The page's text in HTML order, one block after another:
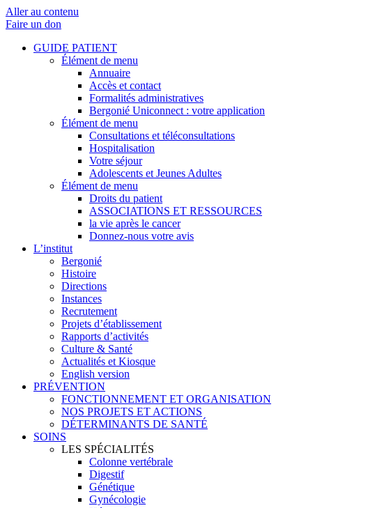
Aller au contenu
Faire un don
GUIDE PATIENT
Élément de menu
Annuaire
Accès et contact
Formalités administratives
Bergonié Uniconnect : votre application
Élément de menu
Consultations et téléconsultations
Hospitalisation
Votre séjour
Adolescents et Jeunes Adultes
Élément de menu
Droits du patient
ASSOCIATIONS ET RESSOURCES
la vie après le cancer
Donnez-nous votre avis
L’institut
Bergonié
Histoire
Directions
Instances
Recrutement
Projets d’établissement
Rapports d’activités
Culture & Santé
Actualités et Kiosque
English version
PRÉVENTION
FONCTIONNEMENT ET ORGANISATION
NOS PROJETS ET ACTIONS
DÉTERMINANTS DE SANTÉ
SOINS
LES SPÉCIALITÉS
Colonne vertébrale
Digestif
Génétique
Gynécologie